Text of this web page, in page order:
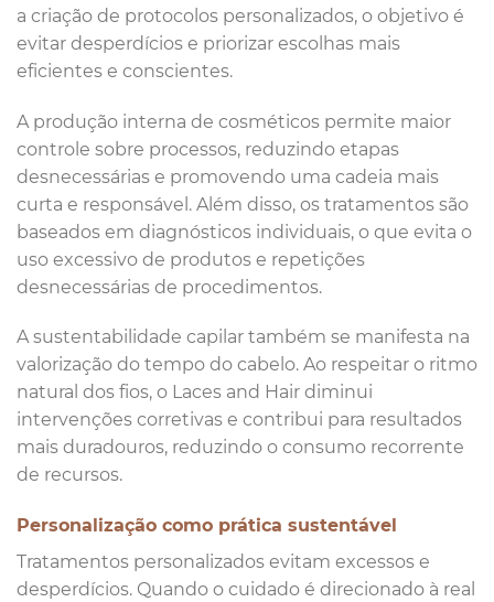
a criação de protocolos personalizados, o objetivo é
evitar desperdícios e priorizar escolhas mais
eficientes e conscientes.
A produção interna de cosméticos permite maior
controle sobre processos, reduzindo etapas
desnecessárias e promovendo uma cadeia mais
curta e responsável. Além disso, os tratamentos são
baseados em diagnósticos individuais, o que evita o
uso excessivo de produtos e repetições
desnecessárias de procedimentos.
A sustentabilidade capilar também se manifesta na
valorização do tempo do cabelo. Ao respeitar o ritmo
natural dos fios, o Laces and Hair diminui
intervenções corretivas e contribui para resultados
mais duradouros, reduzindo o consumo recorrente
de recursos.
Personalização como prática sustentável
Tratamentos personalizados evitam excessos e
desperdícios. Quando o cuidado é direcionado à real